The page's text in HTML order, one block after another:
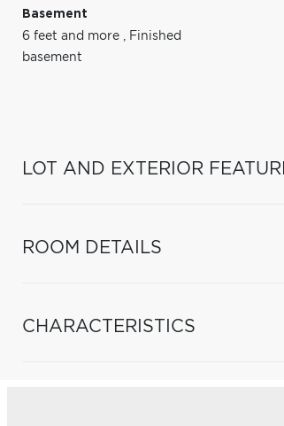
Basement
6 feet and more , Finished
basement
LOT AND EXTERIOR
ROOM DETAILS
CHARACTERISTICS